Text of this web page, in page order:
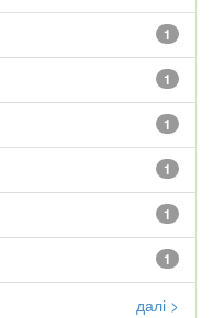
1
1
1
1
1
1
далі >